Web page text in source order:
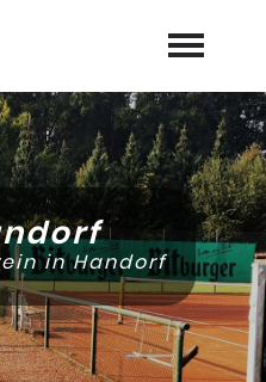
expand_more
in Handorf